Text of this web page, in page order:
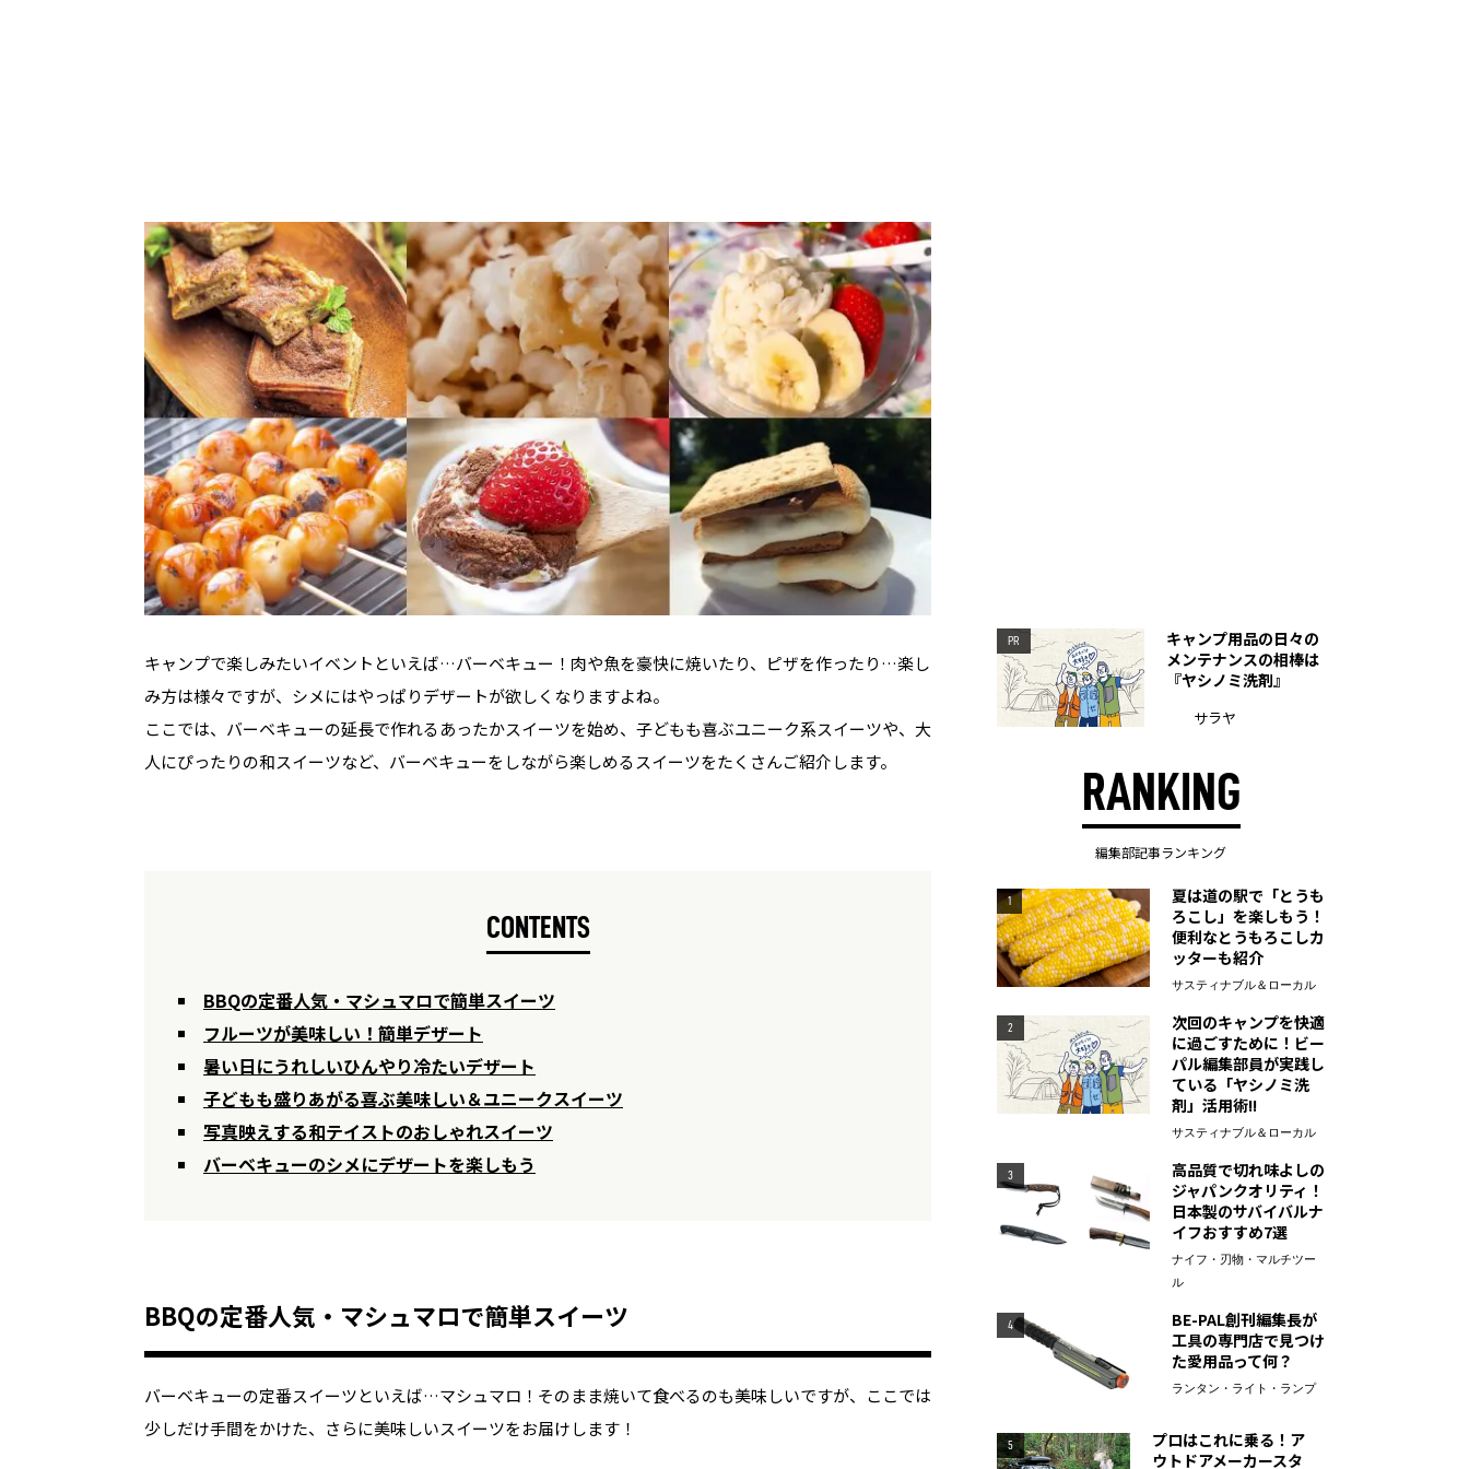
キャンプで楽しみたいイベントといえば…バーベキュー！肉や魚を豪快に焼いたり、ピザを作ったり…楽し
み方は様々ですが、シメにはやっぱりデザートが欲しくなりますよね。
ここでは、バーベキューの延長で作れるあったかスイーツを始め、子どもも喜ぶユニーク系スイーツや、大
人にぴったりの和スイーツなど、バーベキューをしながら楽しめるスイーツをたくさんご紹介します。
CONTENTS
BBQの定番人気・マシュマロで簡単スイーツ
フルーツが美味しい！簡単デザート
暑い日にうれしいひんやり冷たいデザート
子どもも盛りあがる喜ぶ美味しい＆ユニークスイーツ
写真映えする和テイストのおしゃれスイーツ
バーベキューのシメにデザートを楽しもう
BBQの定番人気・マシュマロで簡単スイーツ
バーベキューの定番スイーツといえば…マシュマロ！そのまま焼いて食べるのも美味しいですが、ここでは
少しだけ手間をかけた、さらに美味しいスイーツをお届けします！
PR
キャンプ用品の日々の
メンテナンスの相棒は
『ヤシノミ洗剤』
サラヤ
RANKING
編集部記事ランキング
1
夏は道の駅で「とうも
ろこし」を楽しもう！
便利なとうもろこしカ
ッターも紹介
サスティナブル＆ローカル
2
次回のキャンプを快適
に過ごすために！ビー
パル編集部員が実践し
ている「ヤシノミ洗
剤」活用術!!
サスティナブル＆ローカル
3
高品質で切れ味よしの
ジャパンクオリティ！
日本製のサバイバルナ
イフおすすめ7選
ナイフ・刃物・マルチツー
ル
4
BE-PAL創刊編集長が
工具の専門店で見つけ
た愛用品って何？
ランタン・ライト・ランプ
5
プロはこれに乗る！ア
ウトドアメーカースタ